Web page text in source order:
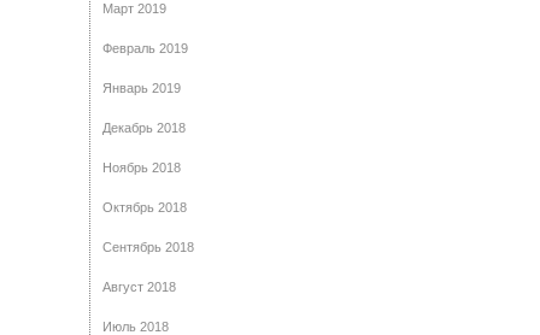
Март 2019
Февраль 2019
Январь 2019
Декабрь 2018
Ноябрь 2018
Октябрь 2018
Сентябрь 2018
Август 2018
Июль 2018